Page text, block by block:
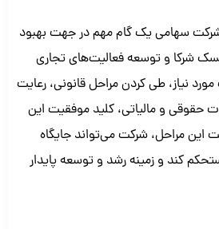
سهامی یک گام مهم در جهت بهبود
شرکا و توسعه فعالیت‌های تجاری
نیاز، طی کردن مراحل قانونی، رعایت
حقوقی و مالیاتی، کلید موفقیت این
این مراحل، شرکت می‌تواند جایگاه
کند و زمینه رشد و توسعه پایدار